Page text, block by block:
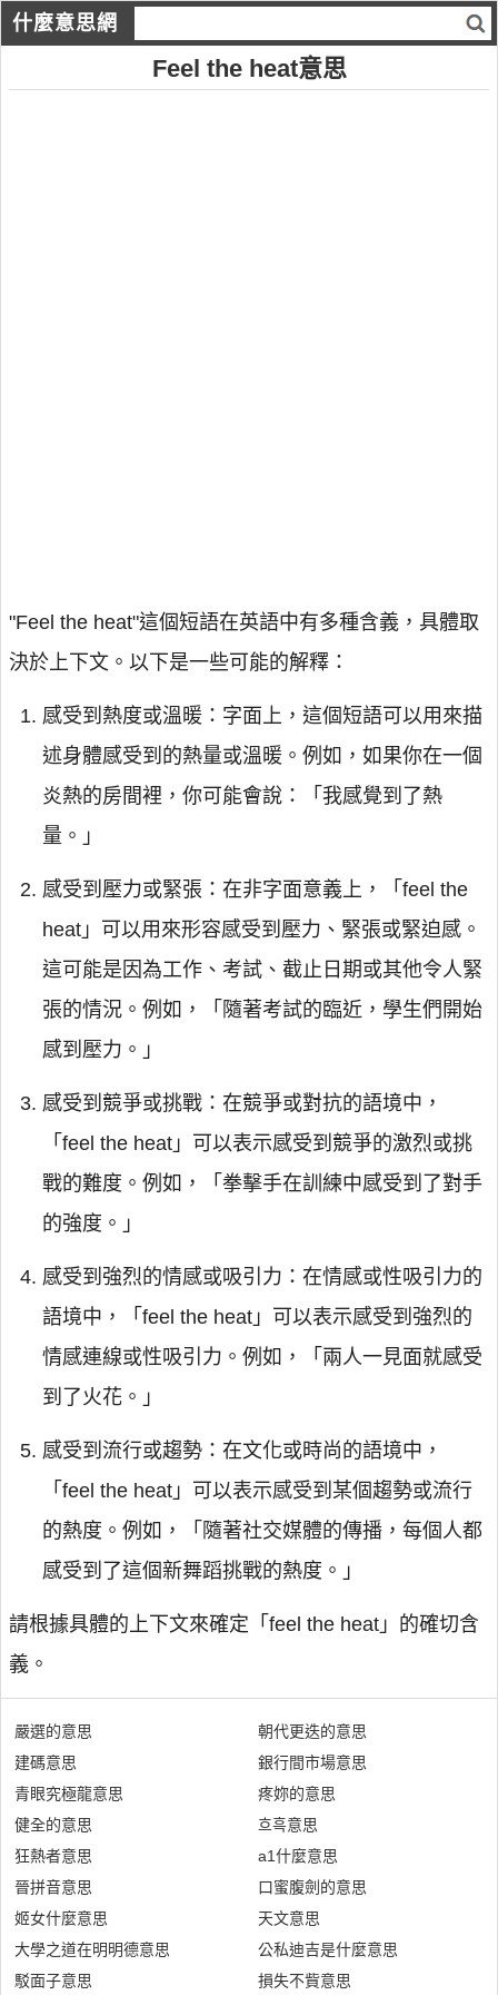
什麼意思網
Feel the heat意思
"Feel the heat"這個短語在英語中有多種含義，具體取
決於上下文。以下是一些可能的解釋：
感受到熱度或溫暖：字面上，這個短語可以用來描
述身體感受到的熱量或溫暖。例如，如果你在一個
炎熱的房間裡，你可能會說：「我感覺到了熱
量。」
感受到壓力或緊張：在非字面意義上，「feel the
heat」可以用來形容感受到壓力、緊張或緊迫感。
這可能是因為工作、考試、截止日期或其他令人緊
張的情況。例如，「隨著考試的臨近，學生們開始
感到壓力。」
感受到競爭或挑戰：在競爭或對抗的語境中，
「feel the heat」可以表示感受到競爭的激烈或挑
戰的難度。例如，「拳擊手在訓練中感受到了對手
的強度。」
感受到強烈的情感或吸引力：在情感或性吸引力的
語境中，「feel the heat」可以表示感受到強烈的
情感連線或性吸引力。例如，「兩人一見面就感受
到了火花。」
感受到流行或趨勢：在文化或時尚的語境中，
「feel the heat」可以表示感受到某個趨勢或流行
的熱度。例如，「隨著社交媒體的傳播，每個人都
感受到了這個新舞蹈挑戰的熱度。」
請根據具體的上下文來確定「feel the heat」的確切含
義。
嚴選的意思
建碼意思
青眼究極龍意思
健全的意思
狂熱者意思
晉拼音意思
姬女什麼意思
大學之道在明明德意思
駁面子意思
朝代更迭的意思
銀行間市場意思
疼妳的意思
흐흑意思
a1什麼意思
口蜜腹劍的意思
天文意思
公私迪吉是什麼意思
損失不貲意思